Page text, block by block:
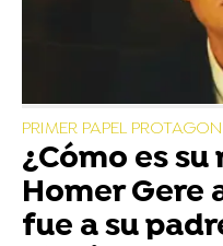
PRIMER PAPEL
¿Cómo es
Homer Gere
fue a su